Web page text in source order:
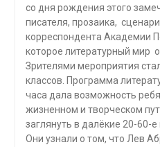
со дня рождения этого
писателя, прозаика,
корреспондента Академии
которое литературный мир
Зрителями мероприятия
классов. Программа
часа дала возможность
жизненном и творческом
заглянуть в далёкие 20-60-
Они узнали о том, что Лев